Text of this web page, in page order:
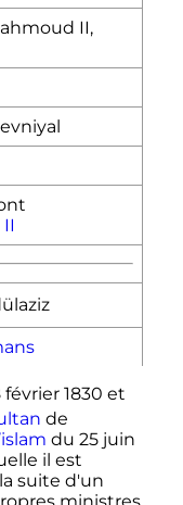
II,
II
février 1830 et
de
du 25 juin
il est
suite d'un